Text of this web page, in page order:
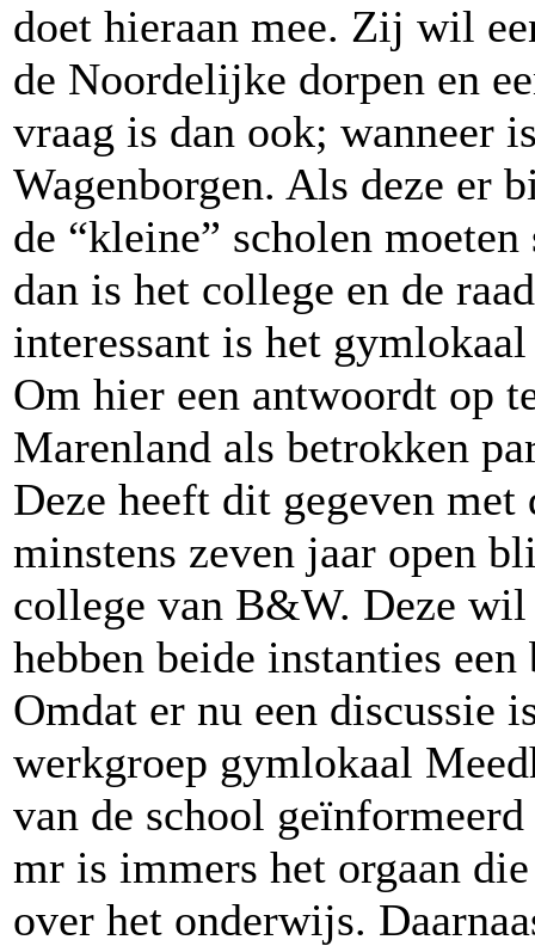
doet hieraan mee. Zij wil
de Noordelijke dorpen en
vraag is dan ook; wanneer
Wagenborgen. Als deze er
de “kleine” scholen
dan is het college en de
interessant is het
Om hier een antwoordt op
Marenland als betrokken
Deze heeft dit gegeven
minstens zeven jaar open
college van B&W. Deze
hebben beide instanties
Omdat er nu een discussie
werkgroep gymlokaal
van de school
mr is immers het orgaan
over het onderwijs.